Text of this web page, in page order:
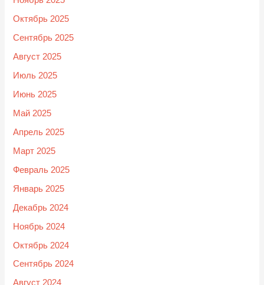
Октябрь 2025
Сентябрь 2025
Август 2025
Июль 2025
Июнь 2025
Май 2025
Апрель 2025
Март 2025
Февраль 2025
Январь 2025
Декабрь 2024
Ноябрь 2024
Октябрь 2024
Сентябрь 2024
Август 2024